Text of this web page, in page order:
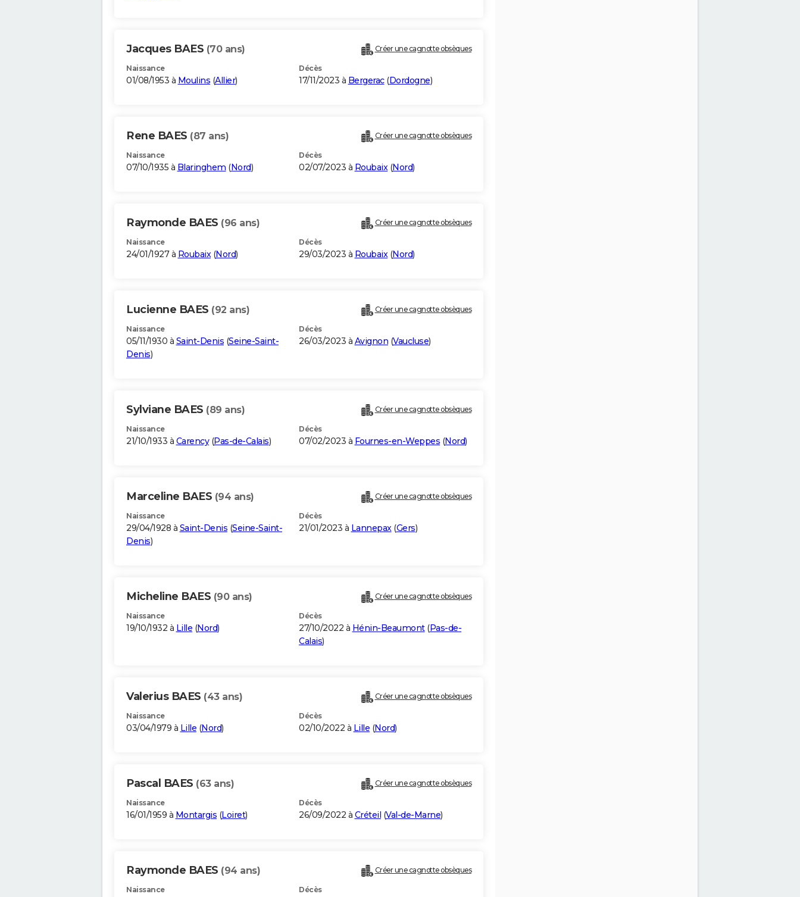
Jacques BAES (70 ans) Créer une cagnotte obsèques
Naissance
01/08/1953 à Moulins (Allier)
Décès
17/11/2023 à Bergerac(Dordogne)
Rene BAES (87 ans) Créer une cagnotte obsèques
Naissance
07/10/1935 à Blaringhem (Nord)
Décès
02/07/2023 à Roubaix(Nord)
Raymonde BAES (96 ans) Créer une cagnotte obsèques
Naissance
24/01/1927 à Roubaix(Nord)
Décès
29/03/2023 à Roubaix(Nord)
Lucienne BAES (92 ans) Créer une cagnotte obsèques
Naissance
05/11/1930 à Saint-Denis (Seine-Saint-
Denis)
Décès
26/03/2023 à Avignon (Vaucluse)
Sylviane BAES (89 ans) Créer une cagnotte obsèques
Naissance
21/10/1933 à Carency(Pas-de-Calais)
Décès
07/02/2023 à Fournes-en-Weppes (Nord)
Marceline BAES (94 ans) Créer une cagnotte obsèques
Naissance
29/04/1928 à Saint-Denis (Seine-Saint-
Denis)
Décès
21/01/2023 à Lannepax(Gers)
Micheline BAES (90 ans) Créer une cagnotte obsèques
Naissance
19/10/1932 à Lille (Nord)
Décès
27/10/2022 à Hénin-Beaumont(Pas-de-
Calais)
Valerius BAES (43 ans) Créer une cagnotte obsèques
Naissance
03/04/1979 à Lille (Nord)
Décès
02/10/2022 à Lille (Nord)
Pascal BAES (63 ans) Créer une cagnotte obsèques
Naissance
16/01/1959 à Montargis (Loiret)
Décès
26/09/2022 à Créteil (Val-de-Marne)
Raymonde BAES (94 ans) Créer une cagnotte obsèques
Naissance Décès